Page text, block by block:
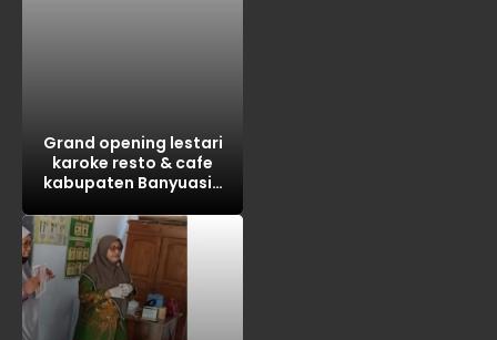
Grand opening lestari
karoke resto & cafe
kabupaten Banyuasin